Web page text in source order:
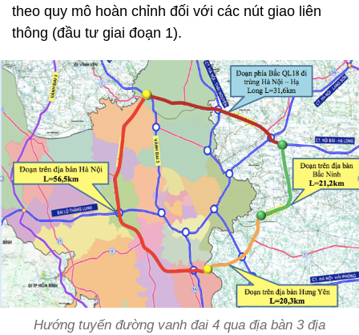
theo quy mô hoàn chỉnh đối với các nút giao liên
thông (đầu tư giai đoạn 1).
Hướng tuyến đường vanh đai 4 qua địa bàn 3 địa